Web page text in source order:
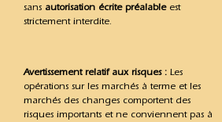
sans autorisation écrite préalableest
strictement interdite.
Avertissement relatif aux risques : Les
opérations sur les marchés à terme et les
marchés des changes comportent des
risques importants et ne conviennent pas à